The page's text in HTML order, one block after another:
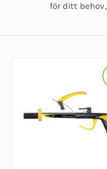
för ditt behov,